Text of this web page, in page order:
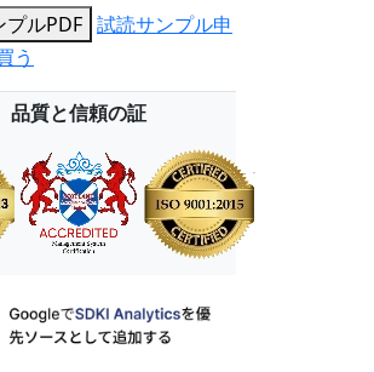
プルPDF 試読サンプル申
う
品質と信頼の証